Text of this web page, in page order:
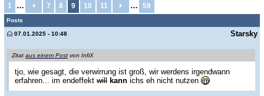
1 … 7 8 9 10 11 … 59
Posts
Starsky
07.01.2025 - 10:48
Zitat aus einem Post von InfiX
tjo, wie gesagt, die verwirrung ist groß, wir werdens irgendwann
erfahren... im endeffekt will kann ichs eh nicht nutzen